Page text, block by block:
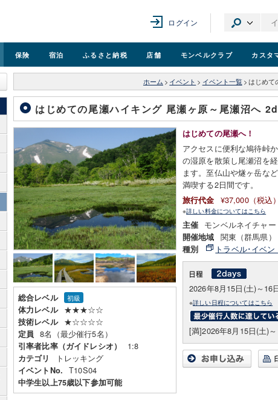
ログイン
保険 宿泊 ふるさと納税 店舗 モンベルクラブ カスタ
ホーム > イベント > イベント一覧 > はじめて
はじめての尾瀬ハイキング 尾瀬ヶ原～尾瀬沼へ
総合レベル 初級
体力レベル ★★★☆☆
技術レベル ★☆☆☆☆
定員 8名（最少催行5名）
引率者比率（ガイドレシオ） 1:8
カテゴリ トレッキング
イベントNo. T10S04
中学生以上75歳以下参加可能
はじめての尾瀬へ！
アクセスに便利な鳩待峠
の湿原を散策し尾瀬沼を
ます。至仏山や燧ヶ岳な
満喫する2日間です。
旅行代金 ¥37,000（税込）
※詳しい料金についてはこちら
主催 モンベルネイチャ
開催地域 関東（群馬県）
種別 トラベル･イベン
2026年8月15日(土)～16
※詳しい日程についてはこちら
[満]2026年8月15日(土)